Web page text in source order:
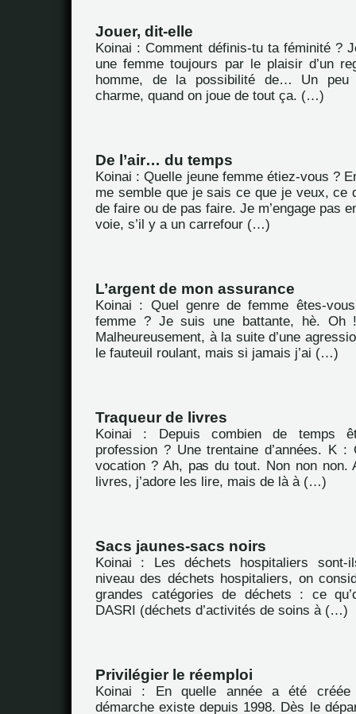
Jouer, dit-elle
Koinai : Comment définis-tu ta féminité ?
une femme toujours par le plaisir d’un
homme, de la possibilité de… Un peu
charme, quand on joue de tout ça. (…)
De l’air… du temps
Koinai : Quelle jeune femme étiez-vous ?
me semble que je sais ce que je veux, ce
de faire ou de pas faire. Je m’engage pas
voie, s’il y a un carrefour (…)
L’argent de mon assurance
Koinai : Quel genre de femme êtes-
femme ? Je suis une battante, hè. Oh !
Malheureusement, à la suite d’une
le fauteuil roulant, mais si jamais j’ai (…)
Traqueur de livres
Koinai : Depuis combien de temps
profession ? Une trentaine d’années. K :
vocation ? Ah, pas du tout. Non non non.
livres, j’adore les lire, mais de là à (…)
Sacs jaunes-sacs noirs
Koinai : Les déchets hospitaliers
niveau des déchets hospitaliers, on
grandes catégories de déchets : ce
DASRI (déchets d’activités de soins à (…)
Privilégier le réemploi
Koinai : En quelle année a été créée
démarche existe depuis 1998. Dès le